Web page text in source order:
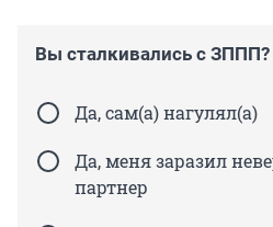
Вы сталкивались с
Да, сам(а) нагулял(а)
Да, меня заразил
партнер